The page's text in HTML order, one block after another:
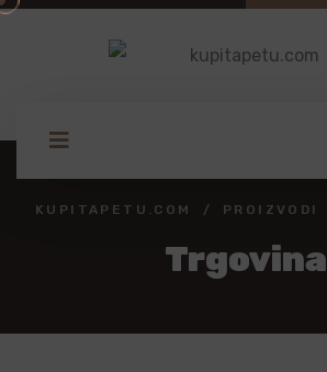
KUPITAPETU.COM PROIZVODI
Trgovina